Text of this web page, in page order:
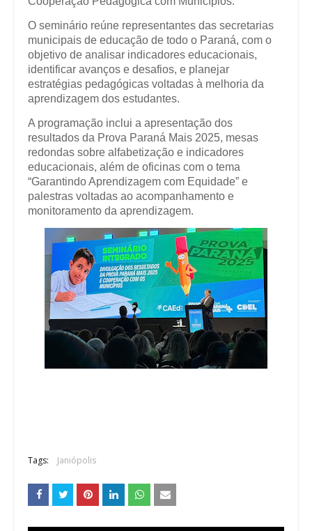
O seminário reúne representantes das secretarias
municipais de educação de todo o Paraná, com o
objetivo de analisar indicadores educacionais,
identificar avanços e desafios, e planejar
estratégias pedagógicas voltadas à melhoria da
aprendizagem dos estudantes.
A programação inclui a apresentação dos
resultados da Prova Paraná Mais 2025, mesas
redondas sobre alfabetização e indicadores
educacionais, além de oficinas com o tema
“Garantindo Aprendizagem com Equidade” e
palestras voltadas ao acompanhamento e
monitoramento da aprendizagem.
Tags: Janiópolis